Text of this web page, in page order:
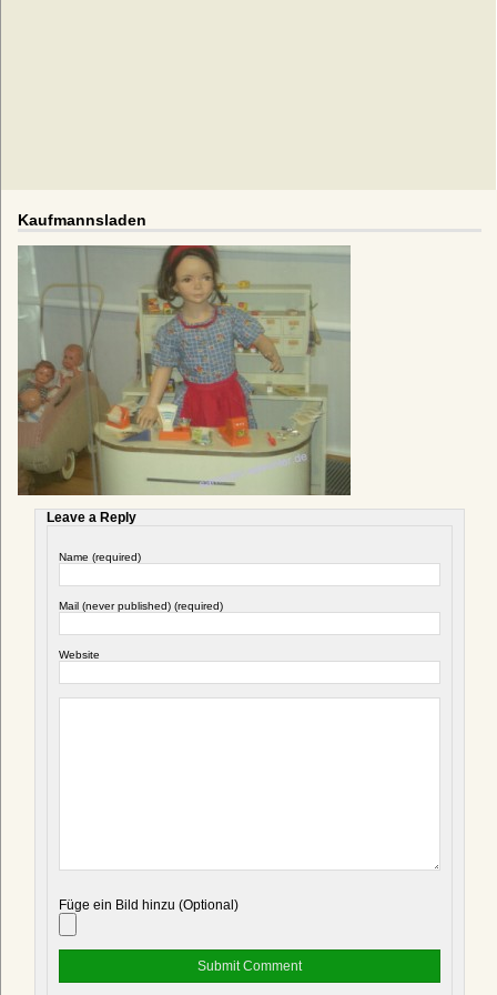
Kaufmannsladen
Leave a Reply
Name (required)
Mail (never published) (required)
Website
Füge ein Bild hinzu (Optional)